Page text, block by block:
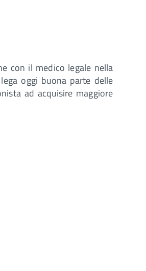
con il medico legale nella
oggi buona parte delle
ad acquisire maggiore